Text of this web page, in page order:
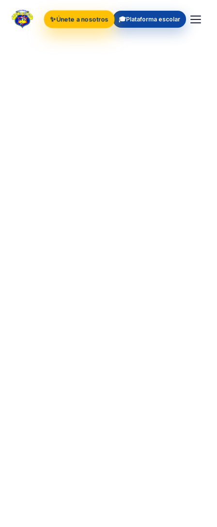
✨Únete a nosotros 🎓Plataforma escolar